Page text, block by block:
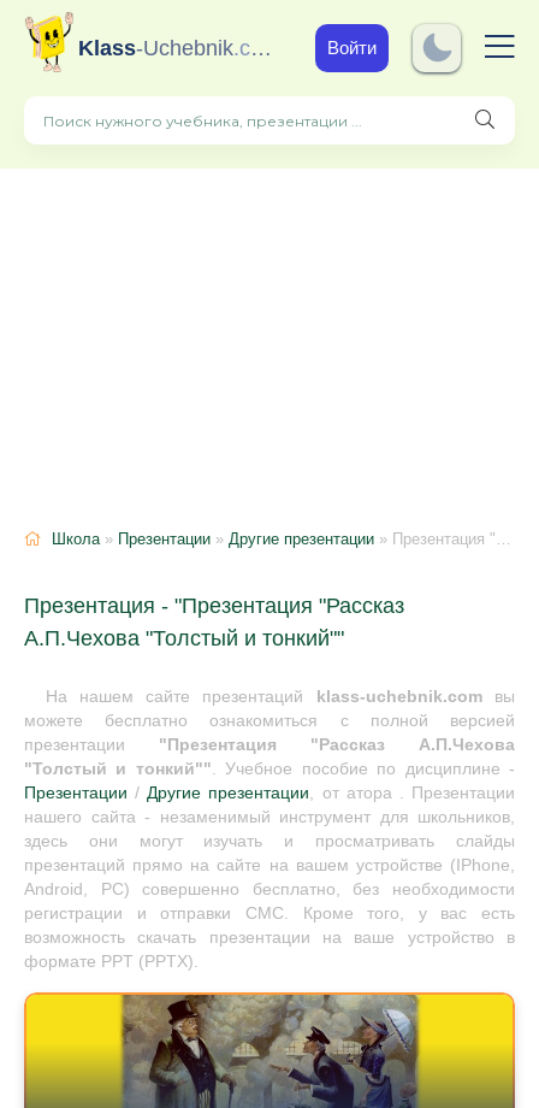
Klass-Uchebnik.com Войти
Школа» Презентации » Другие презентации » Презентация "Рассказ А.П.Чехова "Толстый и тонкий"
Презентация - "Презентация "Рассказ
А.П.Чехова "Толстый и тонкий""
На нашем сайте презентаций klass-uchebnik.comвы
можете бесплатно ознакомиться с полной версией
презентации "Презентация "Рассказ А.П.Чехова
"Толстый и тонкий"". Учебное пособие по дисциплине -
Презентации /Другие презентации, от атора . Презентации
нашего сайта - незаменимый инструмент для школьников,
здесь они могут изучать и просматривать слайды
презентаций прямо на сайте на вашем устройстве (IPhone,
Android, PC) совершенно бесплатно, без необходимости
регистрации и отправки СМС. Кроме того, у вас есть
возможность скачать презентации на ваше устройство в
формате PPT (PPTX).